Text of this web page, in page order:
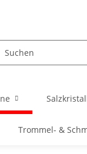
Trommel- &